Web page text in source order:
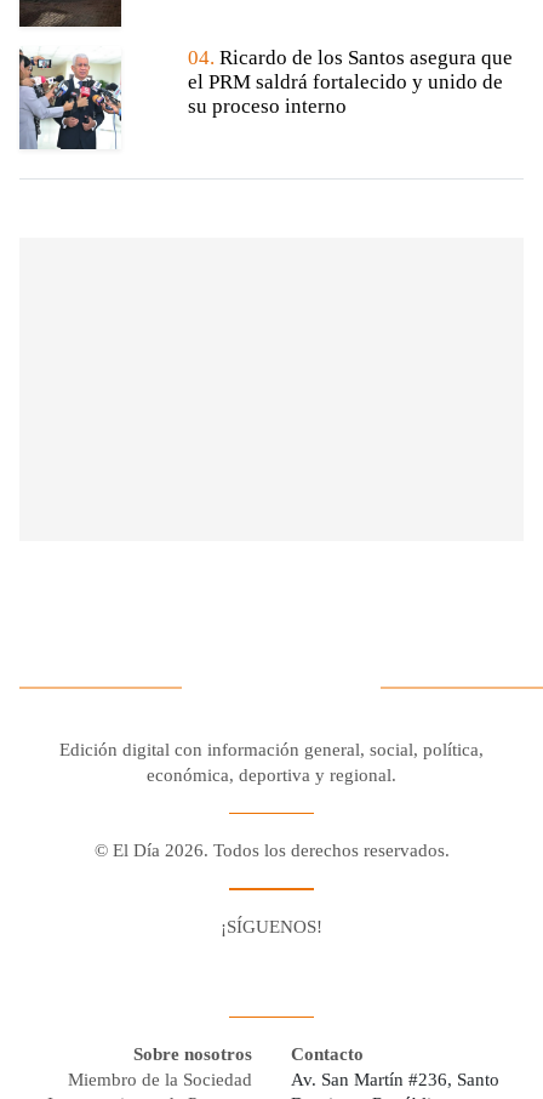
04. Ricardo de los Santos asegura que
el PRM saldrá fortalecido y unido de
su proceso interno
Edición digital con información general, social, política,
económica, deportiva y regional.
© El Día 2026. Todos los derechos reservados.
¡SÍGUENOS!
Sobre nosotros
Miembro de la Sociedad
Contacto
Av. San Martín #236, Santo